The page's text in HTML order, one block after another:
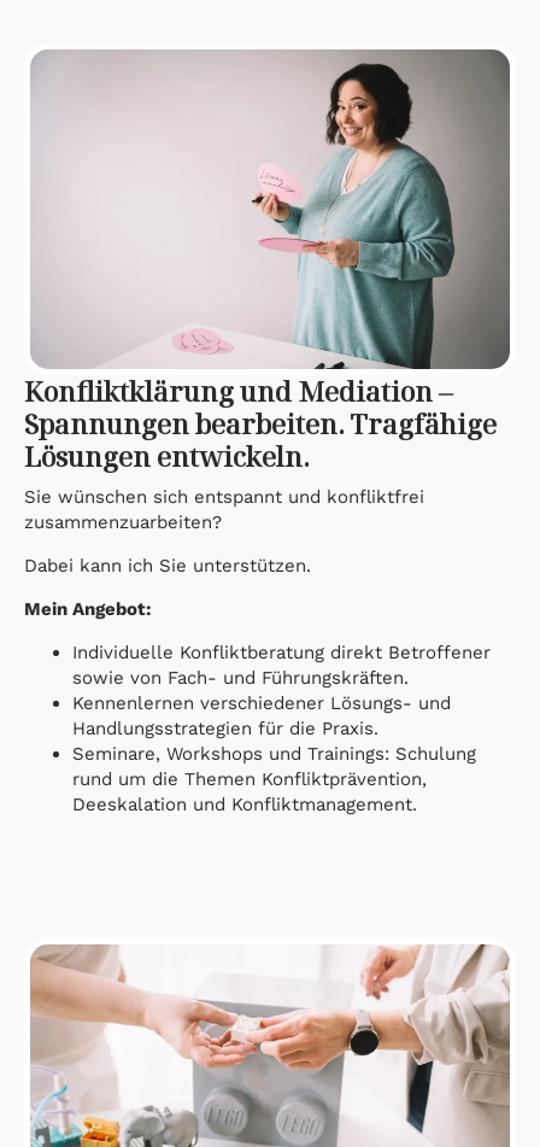
Konfliktklärung und Mediation –
Spannungen bearbeiten. Tragfähige
Lösungen entwickeln.
Sie wünschen sich entspannt und konfliktfrei
zusammenzuarbeiten?
Dabei kann ich Sie unterstützen.
Mein Angebot:
Individuelle Konfliktberatung direkt Betroffener
sowie von Fach- und Führungskräften.
Kennenlernen verschiedener Lösungs- und
Handlungsstrategien für die Praxis.
Seminare, Workshops und Trainings: Schulung
rund um die Themen Konfliktprävention,
Deeskalation und Konfliktmanagement.